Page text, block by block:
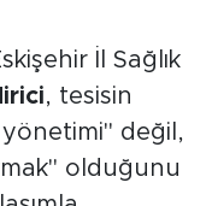
İl Sağlık
, tesisin
değil,
olduğunu